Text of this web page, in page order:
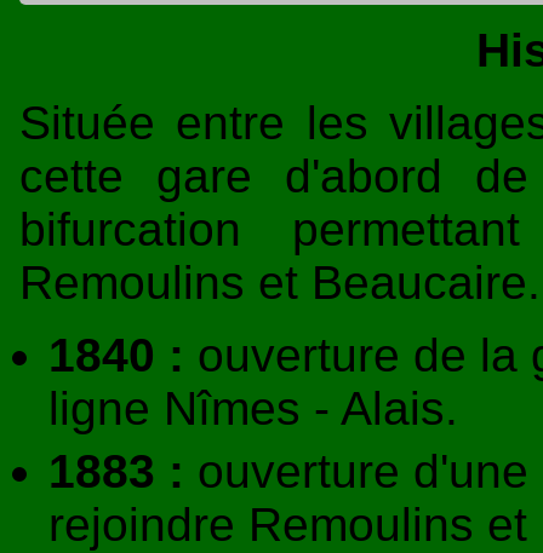
Située entre les
cette gare d'abord
bifurcation
Remoulins et Beaucaire.
1840 : ouverture de la
ligne Nîmes - Alais.
1883 : ouverture
rejoindre Remoulins